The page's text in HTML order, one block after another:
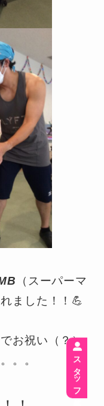
（スーパーマ
ました！！💪
お祝い（？）
。。
スタッフ募集